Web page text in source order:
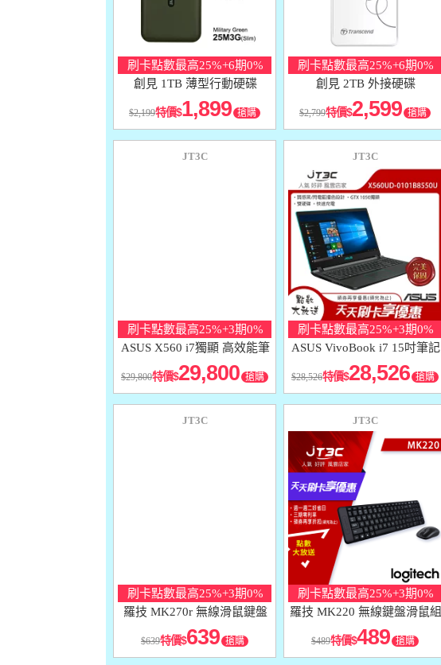
刷卡點數最高25%+6期0%
創見 1TB 薄型行動硬碟
2,199特價 1,899 搶購
刷卡點數最高25%+6期0%
創見 2TB 外接硬碟
2,799特價 2,599 搶購
JT3C
刷卡點數最高25%+3期0%
ASUS X560 i7獨顯 高效能筆
電
29,800特價 29,800 搶購
JT3C
刷卡點數最高25%+3期0%
ASUS VivoBook i7 15吋筆記
型電腦
28,526特價 28,526 搶購
JT3C
刷卡點數最高25%+3期0%
羅技 MK270r 無線滑鼠鍵盤
組
639特價 639 搶購
JT3C
刷卡點數最高25%+3期0%
羅技 MK220 無線鍵盤滑鼠組
489特價 489 搶購